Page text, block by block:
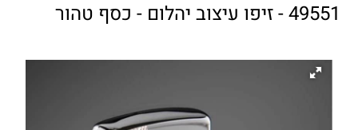
49551 - זיפו עיצוב יהלום - כסף טהור